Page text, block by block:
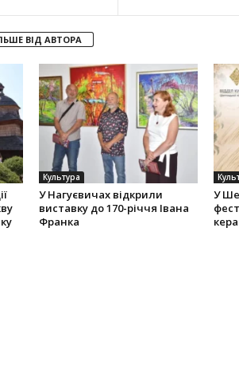
ВІД АВТОРА
Культура
У Нагуєвичах відкрили
виставку до 170-річчя Івана
Франка
У